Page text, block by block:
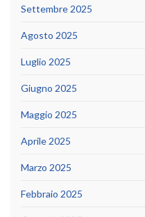
Settembre 2025
Agosto 2025
Luglio 2025
Giugno 2025
Maggio 2025
Aprile 2025
Marzo 2025
Febbraio 2025